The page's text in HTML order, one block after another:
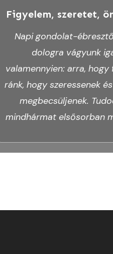
Figyelem, szeretet,
Napi gondolat-
dologra vágyunk
valamennyien: arra, hogy
ránk, hogy szeressenek
megbecsüljenek.
mindhármat elsősorban